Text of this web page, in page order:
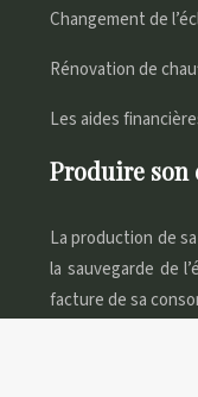
Changement de
Rénovation de
Les aides
Produire son
La production de
la sauvegarde de
facture de sa